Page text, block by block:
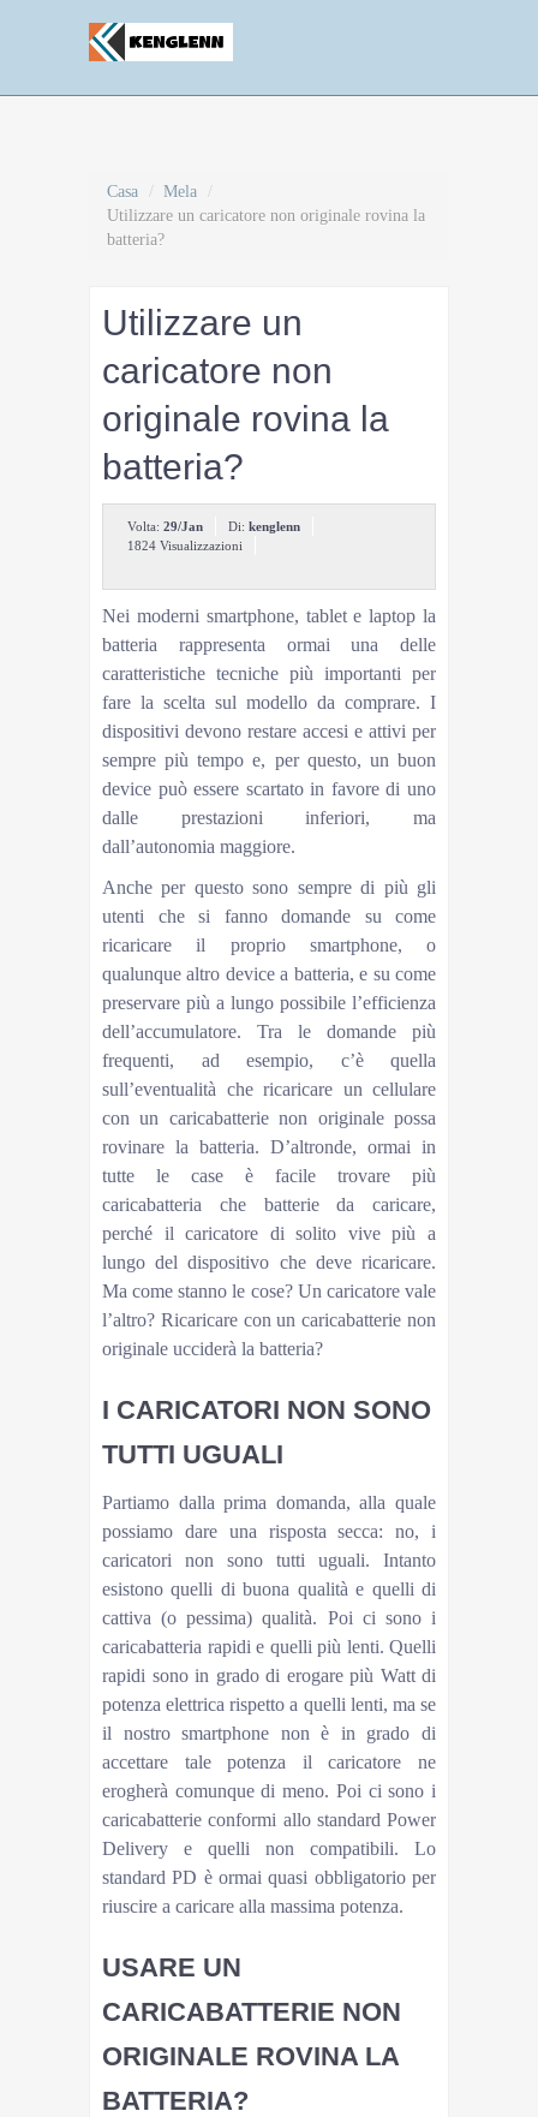
Casa / Mela /
Utilizzare un caricatore non originale rovina la
batteria?
Utilizzare un
caricatore non
originale rovina la
batteria?
Volta: 29/Jan Di: kenglenn
1824 Visualizzazioni
Nei moderni smartphone, tablet e laptop la
batteria rappresenta ormai una delle
caratteristiche tecniche più importanti per
fare la scelta sul modello da comprare. I
dispositivi devono restare accesi e attivi per
sempre più tempo e, per questo, un buon
device può essere scartato in favore di uno
dalle prestazioni inferiori, ma
dall’autonomia maggiore.
Anche per questo sono sempre di più gli
utenti che si fanno domande su come
ricaricare il proprio smartphone, o
qualunque altro device a batteria, e su come
preservare più a lungo possibile l’efficienza
dell’accumulatore. Tra le domande più
frequenti, ad esempio, c’è quella
sull’eventualità che ricaricare un cellulare
con un caricabatterie non originale possa
rovinare la batteria. D’altronde, ormai in
tutte le case è facile trovare più
caricabatteria che batterie da caricare,
perché il caricatore di solito vive più a
lungo del dispositivo che deve ricaricare.
Ma come stanno le cose? Un caricatore vale
l’altro? Ricaricare con un caricabatterie non
originale ucciderà la batteria?
I CARICATORI NON SONO
TUTTI UGUALI
Partiamo dalla prima domanda, alla quale
possiamo dare una risposta secca: no, i
caricatori non sono tutti uguali. Intanto
esistono quelli di buona qualità e quelli di
cattiva (o pessima) qualità. Poi ci sono i
caricabatteria rapidi e quelli più lenti. Quelli
rapidi sono in grado di erogare più Watt di
potenza elettrica rispetto a quelli lenti, ma se
il nostro smartphone non è in grado di
accettare tale potenza il caricatore ne
erogherà comunque di meno. Poi ci sono i
caricabatterie conformi allo standard Power
Delivery e quelli non compatibili. Lo
standard PD è ormai quasi obbligatorio per
riuscire a caricare alla massima potenza.
USARE UN
CARICABATTERIE NON
ORIGINALE ROVINA LA
BATTERIA?